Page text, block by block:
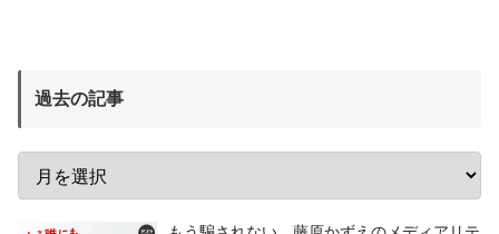
過去の記事